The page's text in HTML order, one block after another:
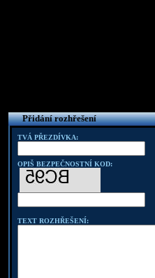
Přidání rozhřešení
TVÁ PŘEZDÍVKA:
OPIŠ BEZPEČNOSTNÍ KOD:
TEXT ROZHŘEŠENÍ: